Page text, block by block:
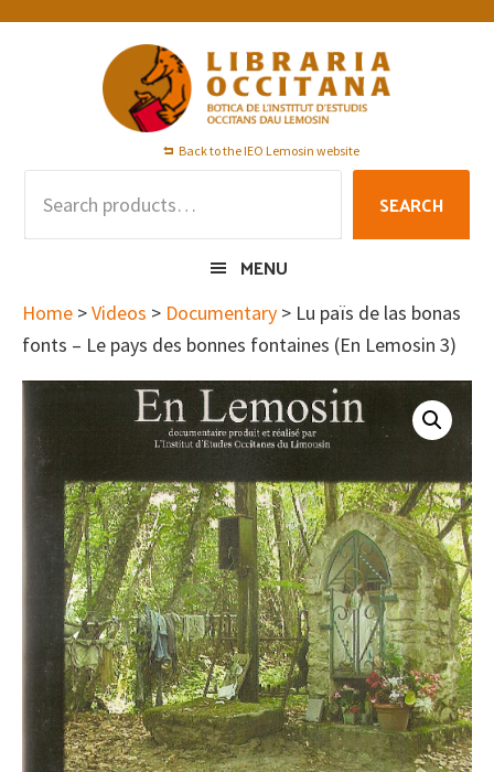
Skip
Skip
Skip
Back to the IEO Lemosin website
SEARCH
MENU
Home >Videos > Documentary > Lu païs de las bonas
fonts – Le pays des bonnes fontaines (En Lemosin 3)